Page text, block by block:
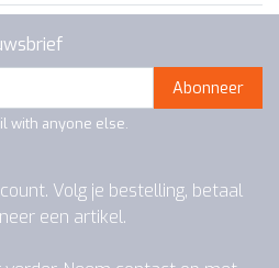
Abonneer
with anyone else.
Volg je bestelling, betaal
een artikel.